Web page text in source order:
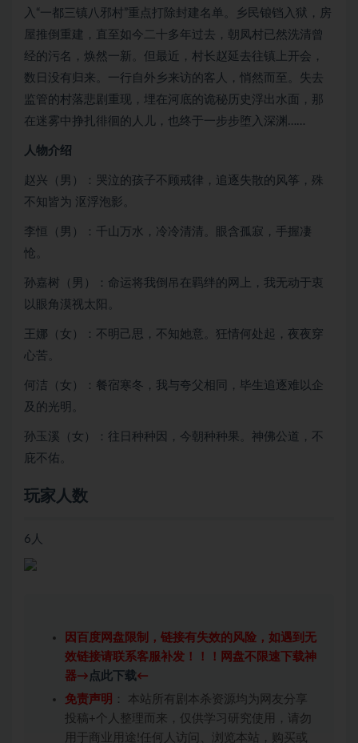
入“一都三镇八邪村”重点打除封建名单。乡民锒铛入狱，房
屋推倒重建，直至如今二十多年过去，朝凤村已然洗清曾
经的污名，焕然一新。但最近，村长赵延去往镇上开会，
数日没有归来。一行自外乡来访的客人，悄然而至。失去
监管的村落悲剧重现，埋在河底的诡秘历史浮出水面，那
在迷雾中挣扎徘徊的人儿，也终于一步步堕入深渊……
人物介绍
赵兴（男）：哭泣的孩子不顾戒律，追逐失散的风筝，殊
不知皆为 沤浮泡影。
李恒（男）：千山万水，冷冷清清。眼含孤寂，手握凄
怆。
孙嘉树（男）：命运将我倒吊在羁绊的网上，我无动于衷
以眼角漠视太阳。
王娜（女）：不明己思，不知她意。狂情何处起，夜夜穿
心苦。
何洁（女）：餐宿寒冬，我与夸父相同，毕生追逐难以企
及的光明。
孙玉溪（女）：往日种种因，今朝种种果。神佛公道，不
庇不佑。
玩家人数
6人
因百度网盘限制，链接有失效的风险，如遇到无
效链接请联系客服补发！！！网盘不限速下载神
器→ 点此下载←
免责声明 ： 本站所有剧本杀资源均为网友分享
投稿+个人整理而来，仅供学习研究使用，请勿
用于商业用途!任何人访问、浏览本站，购买或